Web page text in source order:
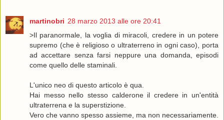
martinobri 28 marzo 2013 alle ore 20:41
>Il paranormale, la voglia di miracoli, credere in un potere
supremo (che è religioso o ultraterreno in ogni caso), porta
ad accettare senza farsi neppure una domanda, episodi
come quello delle staminali.
L'unico neo di questo articolo è qua.
Hai messo nello stesso calderone il credere in un'entità
ultraterrena e la superstizione.
Vero che vanno spesso assieme, ma non necessariamente.